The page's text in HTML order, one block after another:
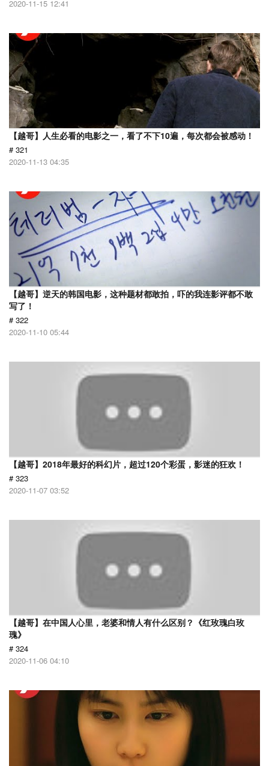
2020-11-15 12:41
【越哥】人生必看的电影之一，看了不下10遍，每次都会被感动！
# 321
2020-11-13 04:35
【越哥】逆天的韩国电影，这种题材都敢拍，吓的我连影评都不敢
写了！
# 322
2020-11-10 05:44
【越哥】2018年最好的科幻片，超过120个彩蛋，影迷的狂欢！
# 323
2020-11-07 03:52
【越哥】在中国人心里，老婆和情人有什么区别？《红玫瑰白玫
瑰》
# 324
2020-11-06 04:10